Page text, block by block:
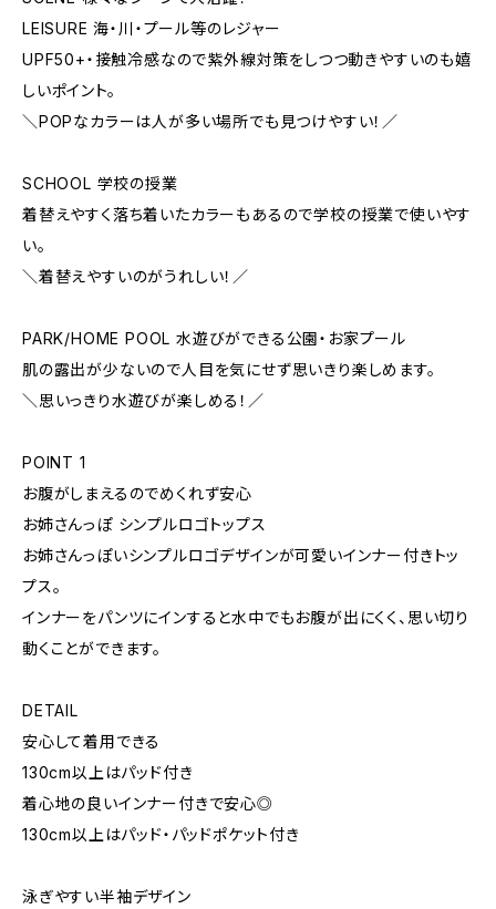
LEISURE 海・川・プール等のレジャー
UPF50+・接触冷感なので紫外線対策をしつつ動きやすいのも嬉
しいポイント。
＼POPなカラーは人が多い場所でも見つけやすい！／
SCHOOL 学校の授業
着替えやすく落ち着いたカラーもあるので学校の授業で使いやす
い。
＼着替えやすいのがうれしい！／
PARK/HOME POOL 水遊びができる公園・お家プール
肌の露出が少ないので人目を気にせず思いきり楽しめます。
＼思いっきり水遊びが楽しめる！／
POINT 1
お腹がしまえるのでめくれず安心
お姉さんっぽ シンプルロゴトップス
お姉さんっぽいシンプルロゴデザインが可愛いインナー付きトッ
プス。
インナーをパンツにインすると水中でもお腹が出にくく、思い切り
動くことができます。
DETAIL
安心して着用できる
130cm以上はパッド付き
着心地の良いインナー付きで安心◎
130cm以上はパッド・パッドポケット付き
泳ぎやすい半袖デザイン